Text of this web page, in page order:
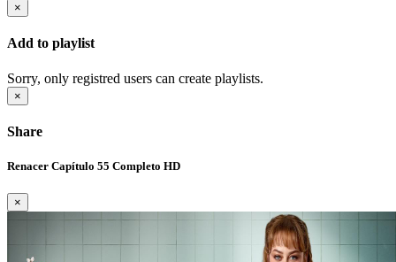
×
Add to playlist
Sorry, only registred users can create playlists.
×
Share
Renacer Capítulo 55 Completo HD
×